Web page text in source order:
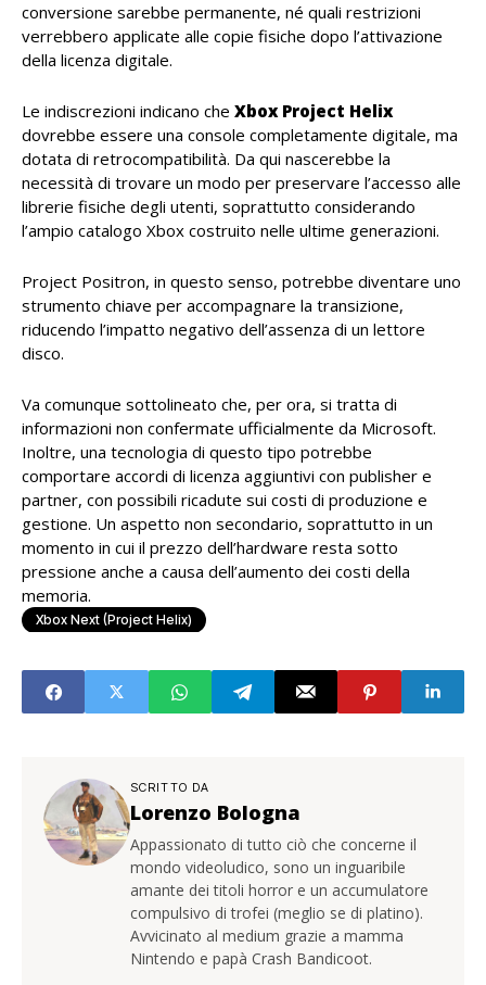
conversione sarebbe permanente, né quali restrizioni
verrebbero applicate alle copie fisiche dopo l’attivazione
della licenza digitale.
Le indiscrezioni indicano che Xbox Project Helix
dovrebbe essere una console completamente digitale, ma
dotata di retrocompatibilità. Da qui nascerebbe la
necessità di trovare un modo per preservare l’accesso alle
librerie fisiche degli utenti, soprattutto considerando
l’ampio catalogo Xbox costruito nelle ultime generazioni.
Project Positron, in questo senso, potrebbe diventare uno
strumento chiave per accompagnare la transizione,
riducendo l’impatto negativo dell’assenza di un lettore
disco.
Va comunque sottolineato che, per ora, si tratta di
informazioni non confermate ufficialmente da Microsoft.
Inoltre, una tecnologia di questo tipo potrebbe
comportare accordi di licenza aggiuntivi con publisher e
partner, con possibili ricadute sui costi di produzione e
gestione. Un aspetto non secondario, soprattutto in un
momento in cui il prezzo dell’hardware resta sotto
pressione anche a causa dell’aumento dei costi della
memoria.
Xbox Next (Project Helix)
SCRITTO DA
Lorenzo Bologna
Appassionato di tutto ciò che concerne il
mondo videoludico, sono un inguaribile
amante dei titoli horror e un accumulatore
compulsivo di trofei (meglio se di platino).
Avvicinato al medium grazie a mamma
Nintendo e papà Crash Bandicoot.